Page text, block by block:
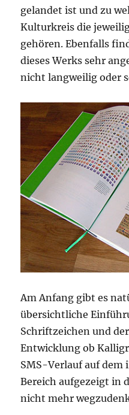
gelandet ist und zu
Kulturkreis die
gehören. Ebenfalls
dieses Werks sehr
nicht langweilig oder
Am Anfang gibt es
übersichtliche
Schriftzeichen und
Entwicklung ob
SMS-Verlauf auf dem
Bereich aufgezeigt in
nicht mehr